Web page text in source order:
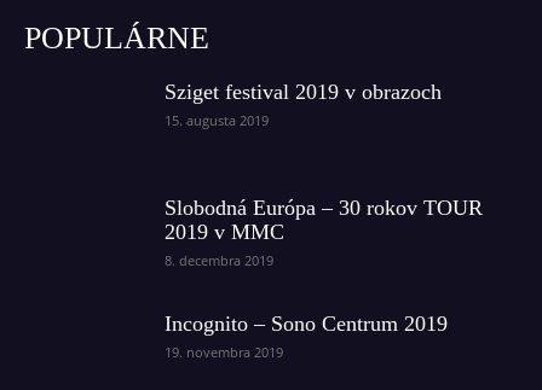
POPULÁRNE
Sziget festival 2019 v obrazoch
15. augusta 2019
Slobodná Európa – 30 rokov TOUR
2019 v MMC
8. decembra 2019
Incognito – Sono Centrum 2019
19. novembra 2019